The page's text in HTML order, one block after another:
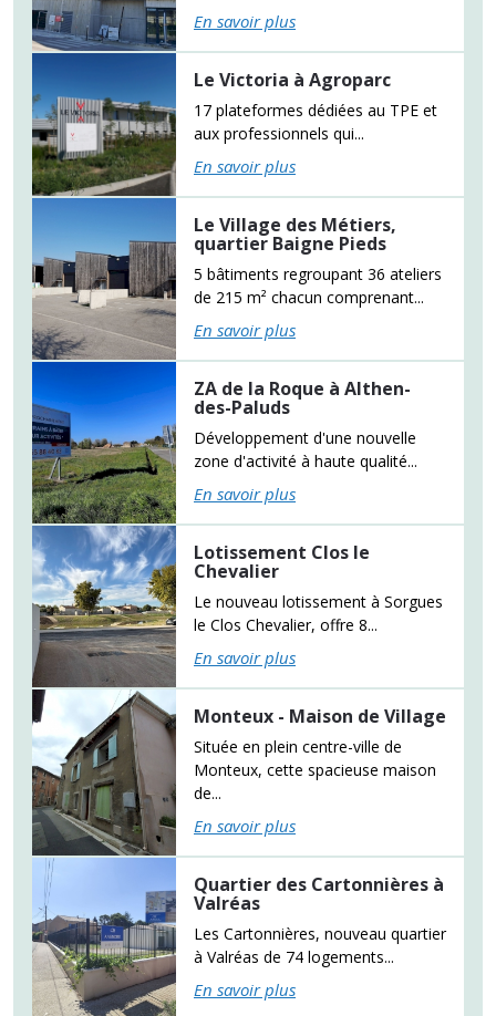
En savoir plus
Le Victoria à Agroparc
17 plateformes dédiées au TPE et
aux professionnels qui...
En savoir plus
Le Village des Métiers,
quartier Baigne Pieds
5 bâtiments regroupant 36 ateliers
de 215 m² chacun comprenant...
En savoir plus
ZA de la Roque à Althen-
des-Paluds
Développement d'une nouvelle
zone d'activité à haute qualité...
En savoir plus
Lotissement Clos le
Chevalier
Le nouveau lotissement à Sorgues
le Clos Chevalier, offre 8...
En savoir plus
Monteux - Maison de Village
Située en plein centre-ville de
Monteux, cette spacieuse maison
de...
En savoir plus
Quartier des Cartonnières à
Valréas
Les Cartonnières, nouveau quartier
à Valréas de 74 logements...
En savoir plus